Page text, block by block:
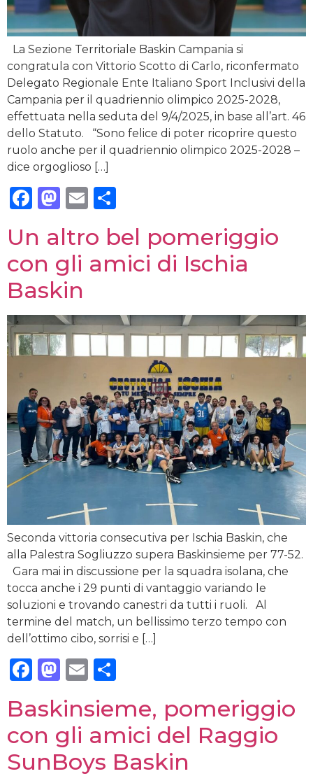
La Sezione Territoriale Baskin Campania si
congratula con Vittorio Scotto di Carlo, riconfermato
Delegato Regionale Ente Italiano Sport Inclusivi della
Campania per il quadriennio olimpico 2025-2028,
effettuata nella seduta del 9/4/2025, in base all’art. 46
dello Statuto. “Sono felice di poter ricoprire questo
ruolo anche per il quadriennio olimpico 2025-2028 –
dice orgoglioso […]
Facebook
Mastodon
Email
Un altro bel pomeriggio
con gli amici di Ischia
Baskin
Seconda vittoria consecutiva per Ischia Baskin, che
alla Palestra Sogliuzzo supera Baskinsieme per 77-52.
Gara mai in discussione per la squadra isolana, che
tocca anche i 29 punti di vantaggio variando le
soluzioni e trovando canestri da tutti i ruoli. Al
termine del match, un bellissimo terzo tempo con
dell’ottimo cibo, sorrisi e […]
Facebook
Mastodon
Email
Baskinsieme, pomeriggio
con gli amici del Raggio
SunBoys Baskin